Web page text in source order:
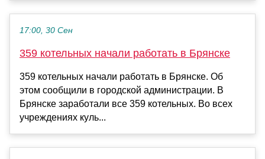
17:00, 30 Сен
359 котельных начали работать в Брянске
359 котельных начали работать в Брянске. Об
этом сообщили в городской администрации. В
Брянске заработали все 359 котельных. Во всех
учреждениях куль...